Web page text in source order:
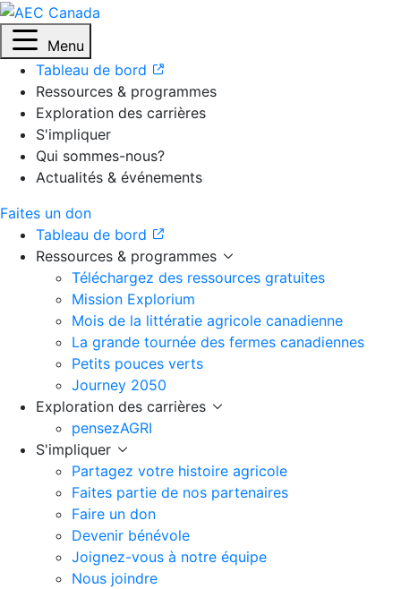
Menu
Tableau de bord
Ressources & programmes
Exploration des carrières
S'impliquer
Qui sommes-nous?
Actualités & événements
Faites un don
Tableau de bord
Ressources & programmes
Téléchargez des ressources gratuites
Mission Explorium
Mois de la littératie agricole canadienne
La grande tournée des fermes canadiennes
Petits pouces verts
Journey 2050
Exploration des carrières
pensezAGRI
S'impliquer
Partagez votre histoire agricole
Faites partie de nos partenaires
Faire un don
Devenir bénévole
Joignez-vous à notre équipe
Nous joindre